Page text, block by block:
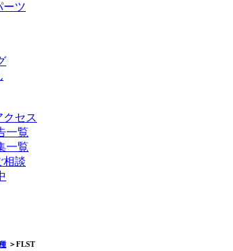
ーツ
クセス
一覧
一覧
相談
＞FLST